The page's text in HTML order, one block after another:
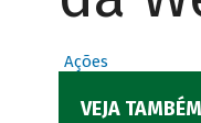
Ações
VEJA TAMBÉM